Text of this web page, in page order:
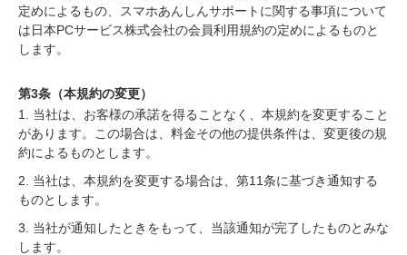
定めによるもの、スマホあんしんサポートに関する事項について
は日本PCサービス株式会社の会員利用規約の定めによるものと
します。
第3条（本規約の変更）
1. 当社は、お客様の承諾を得ることなく、本規約を変更すること
があります。この場合は、料金その他の提供条件は、変更後の規
約によるものとします。
2. 当社は、本規約を変更する場合は、第11条に基づき通知する
ものとします。
3. 当社が通知したときをもって、当該通知が完了したものとみな
します。